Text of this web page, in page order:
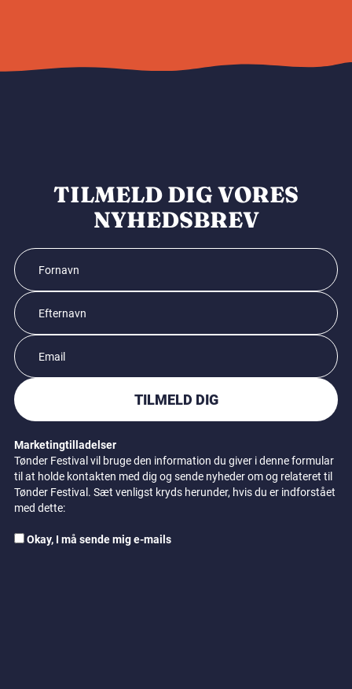
TILMELD DIG VORES
NYHEDSBREV
TILMELD DIG
Marketingtilladelser
Tønder Festival vil bruge den information du giver i denne formular
til at holde kontakten med dig og sende nyheder om og relateret til
Tønder Festival. Sæt venligst kryds herunder, hvis du er indforstået
med dette:
Okay, I må sende mig e-mails